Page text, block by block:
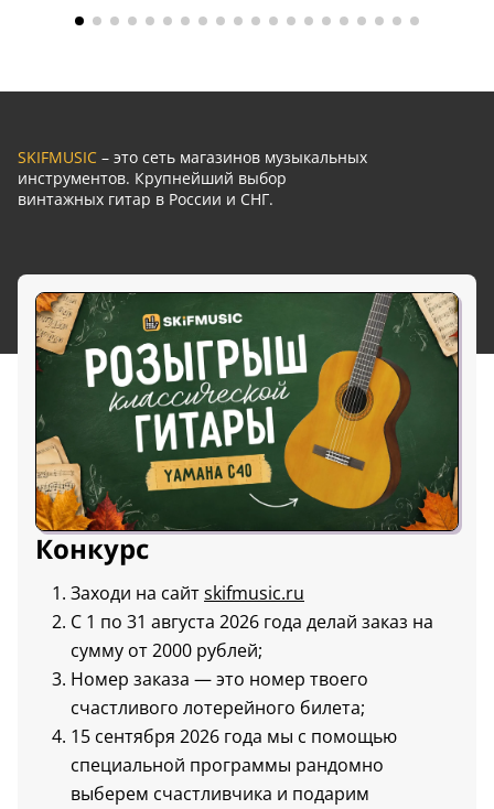
SKIFMUSIC – это сеть магазинов музыкальных
инструментов. Крупнейший выбор
винтажных гитар в России и СНГ.
Конкурс
Заходи на сайтskifmusic.ru
С 1 по 31 августа 2026 года делай заказ на
сумму от 2000 рублей;
Номер заказа — это номер твоего
счастливого лотерейного билета;
15 сентября 2026 года мы с помощью
специальной программы рандомно
выберем счастливчика и подарим